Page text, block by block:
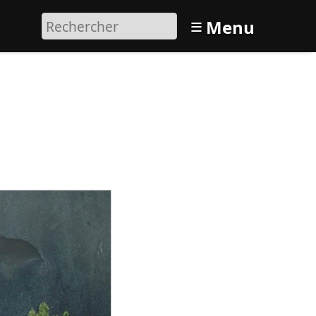
≡ Menu